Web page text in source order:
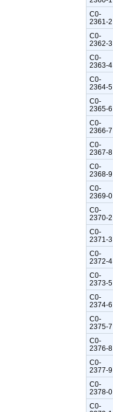
C0-
2361-2
C0-
2362-3
C0-
2363-4
C0-
2364-5
C0-
2365-6
C0-
2366-7
C0-
2367-8
C0-
2368-9
C0-
2369-0
C0-
2370-2
C0-
2371-3
C0-
2372-4
C0-
2373-5
C0-
2374-6
C0-
2375-7
C0-
2376-8
C0-
2377-9
C0-
2378-0
C0-